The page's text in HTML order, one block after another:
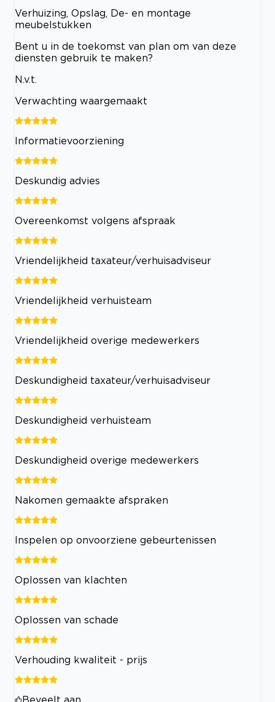
Verhuizing, Opslag, De- en montage
meubelstukken
Bent u in de toekomst van plan om van deze
diensten gebruik te maken?
N.v.t.
Verwachting waargemaakt
Informatievoorziening
Deskundig advies
Overeenkomst volgens afspraak
Vriendelijkheid taxateur/verhuisadviseur
Vriendelijkheid verhuisteam
Vriendelijkheid overige medewerkers
Deskundigheid taxateur/verhuisadviseur
Deskundigheid verhuisteam
Deskundigheid overige medewerkers
Nakomen gemaakte afspraken
Inspelen op onvoorziene gebeurtenissen
Oplossen van klachten
Oplossen van schade
Verhouding kwaliteit - prijs
Beveelt aan